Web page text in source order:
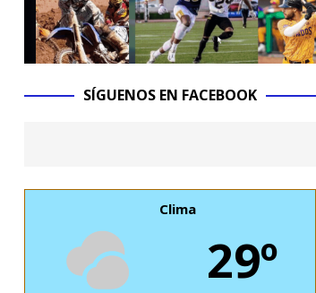
SÍGUENOS EN FACEBOOK
Clima
29º